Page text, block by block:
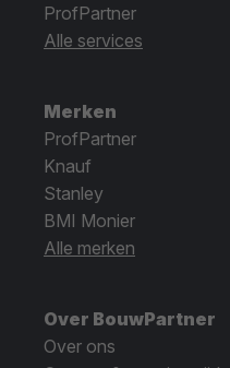
ProfPartner
Alle services
Merken
ProfPartner
Knauf
Stanley
BMI Monier
Alle merken
Over BouwPartner
Over ons